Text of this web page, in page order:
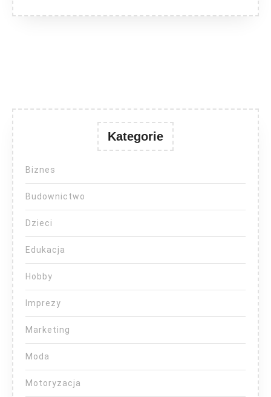
Kategorie
Biznes
Budownictwo
Dzieci
Edukacja
Hobby
Imprezy
Marketing
Moda
Motoryzacja